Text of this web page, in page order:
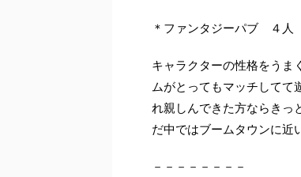
＊ファンタジーパブ ４
キャラクターの性格をうま
ムがとってもマッチしてて
れ親しんできた方ならきっ
だ中ではブームタウンに近
－－－－－－－－